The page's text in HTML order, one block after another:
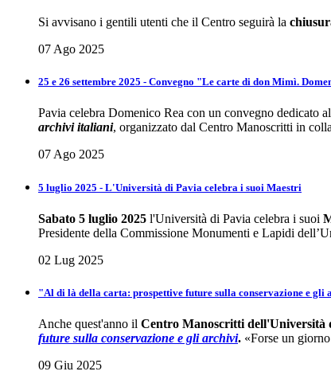
Si avvisano i gentili utenti che il Centro seguirà la
07 Ago 2025
25 e 26 settembre 2025 - Convegno "Le carte di don Mimì.
Pavia celebra Domenico Rea con un convegno dedicato
archivi italiani, organizzato dal Centro Manoscritti in
07 Ago 2025
5 luglio 2025 - L'Università di Pavia celebra i suoi Maestri
Sabato 5 luglio 2025 l'Università di Pavia celebra i suoi
Presidente della Commissione Monumenti e Lapidi
02 Lug 2025
"Al di là della carta: prospettive future sulla conservazione e
Anche quest'anno il Centro Manoscritti dell'Università
future sulla conservazione e gliarchivi. «Forse un
09 Giu 2025